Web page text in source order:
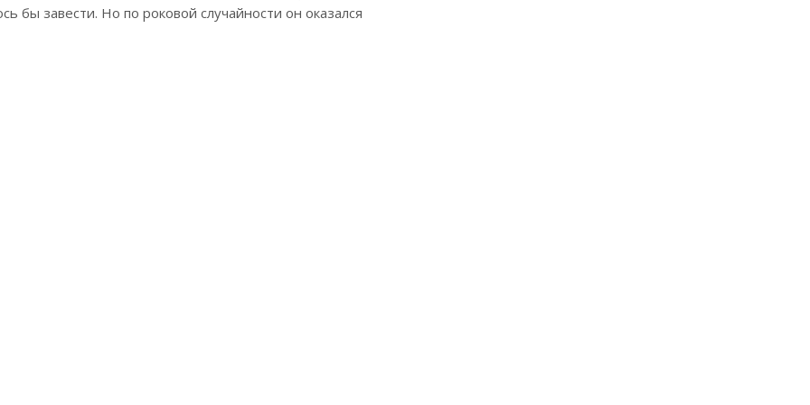
бы завести. Но по роковой случайности он оказался